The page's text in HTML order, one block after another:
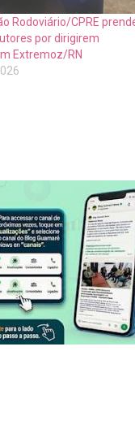
Rodoviário/CPRE
por dirigirem
Extremoz/RN